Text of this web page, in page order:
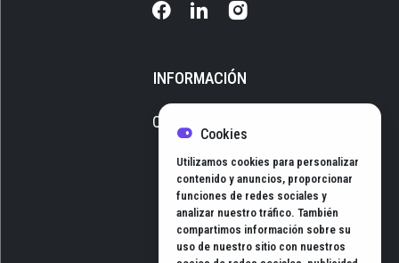
INFORMACIÓN
Quiénes somos
Newsletter
Contacto
Cookies
Utilizamos cookies para personalizar
contenido y anuncios, proporcionar
funciones de redes sociales y
analizar nuestro tráfico. También
compartimos información sobre su
uso de nuestro sitio con nuestros